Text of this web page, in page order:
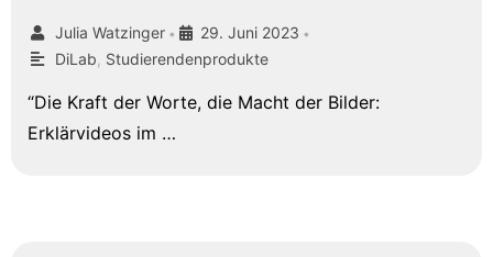
Julia Watzinger • 29. Juni 2023 •
DiLab Studierendenprodukte
“Die Kraft der Worte, die Macht der Bilder:
Erklärvideos im …